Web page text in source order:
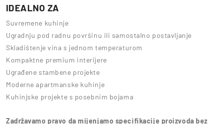
IDEALNO ZA
Suvremene kuhinje
Ugradnju pod radnu površinu ili samostalno postavljanje
Skladištenje vina s jednom temperaturom
Kompaktne premium interijere
Ugrađene stambene projekte
Moderne apartmanske kuhinje
Kuhinjske projekte s posebnim bojama
Zadržavamo pravo da mijenjamo specifikacije proizvoda bez